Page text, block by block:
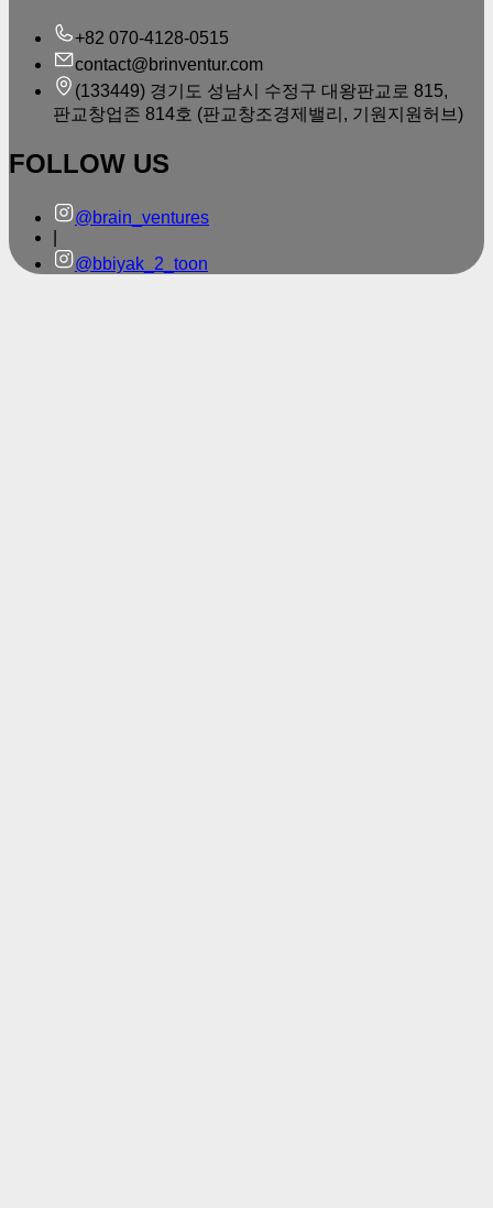
+82 070-4128-0515
contact@brinventur.com
(133449) 경기도 성남시 수정구 대왕판교로 815,
판교창업존 814호 (판교창조경제밸리, 기원지원허브)
FOLLOW US
@brain_ventures
@bbiyak_2_toon